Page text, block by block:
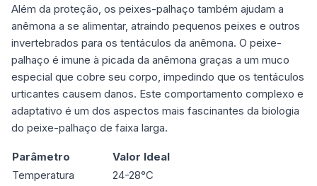
Além da proteção, os peixes-palhaço também ajudam a
anêmona a se alimentar, atraindo pequenos peixes e outros
invertebrados para os tentáculos da anêmona. O peixe-
palhaço é imune à picada da anêmona graças a um muco
especial que cobre seu corpo, impedindo que os tentáculos
urticantes causem danos. Este comportamento complexo e
adaptativo é um dos aspectos mais fascinantes da biologia
do peixe-palhaço de faixa larga.
Parâmetro
Valor Ideal
Temperatura
24-28°C